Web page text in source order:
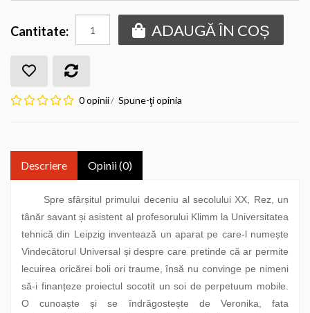
Cantitate: ADAUGĂ ÎN COȘ
0 opinii/ Spune-ţi opinia
Descriere Opinii (0)
Spre sfârșitul primului deceniu al secolului XX, Rez, un
tânăr savant și asistent al profesorului Klimm la Universitatea
tehnică din Leipzig inventează un aparat pe care-l numește
Vindecătorul Universal și despre care pretinde că ar permite
lecuirea oricărei boli ori traume, însă nu convinge pe nimeni
să-i finanțeze proiectul socotit un soi de perpetuum mobile.
O cunoaște și se îndrăgostește de Veronika, fata